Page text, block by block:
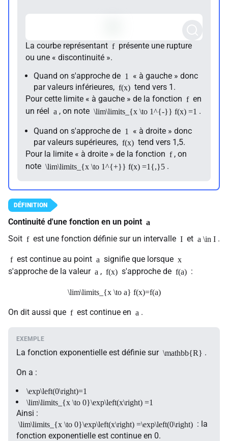
La courbe représentant f présente une rupture
ou une « discontinuité ».
Quand on s'approche de 1
« à gauche » donc
par valeurs inférieures, f(x) tend vers 1.
Pour cette limite « à gauche » de la fonction f en
un réel
a , on note \lim\limits_{x \to 1^{-}} f(x) =1 .
Quand on s'approche de 1
« à droite » donc
par valeurs supérieures, f(x) tend vers 1,5.
Pour la limite « à droite » de la fonction f , on
note \lim\limits_{x \to 1^{+}} f(x) =1{,}5 .
Continuité d'une fonction en un point a
Soit f est une fonction définie sur un intervalle I et a \in I .
f est continue au point a signifie que lorsque x
s'approche de la valeur a , f(x) s'approche de f(a) :
\lim\limits_{x \to a} f(x)=f(a)
On dit aussi que f est continue en a .
La fonction exponentielle est définie sur \mathbb{R} .
On a :
\exp\left(0\right)=1
\lim\limits_{x \to 0}\exp\left(x\right) =1
Ainsi :
\lim\limits_{x \to 0}\exp\left(x\right) =\exp\left(0\right) : la
fonction exponentielle est continue en 0.